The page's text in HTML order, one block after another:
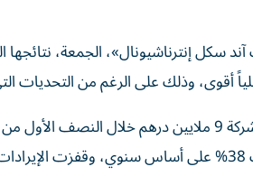
أقوى، وذلك على الرغم من التحديات